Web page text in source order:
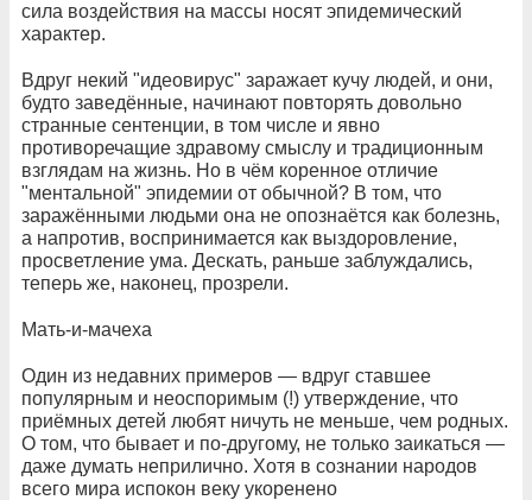
сила воздействия на массы носят эпидемический
характер.
Вдруг некий "идеовирус" заражает кучу людей, и они,
будто заведённые, начинают повторять довольно
странные сентенции, в том числе и явно
противоречащие здравому смыслу и традиционным
взглядам на жизнь. Но в чём коренное отличие
"ментальной" эпидемии от обычной? В том, что
заражёнными людьми она не опознаётся как болезнь,
а напротив, воспринимается как выздоровление,
просветление ума. Дескать, раньше заблуждались,
теперь же, наконец, прозрели.
Мать-и-мачеха
Один из недавних примеров — вдруг ставшее
популярным и неоспоримым (!) утверждение, что
приёмных детей любят ничуть не меньше, чем родных.
О том, что бывает и по-другому, не только заикаться —
даже думать неприлично. Хотя в сознании народов
всего мира испокон веку укоренено